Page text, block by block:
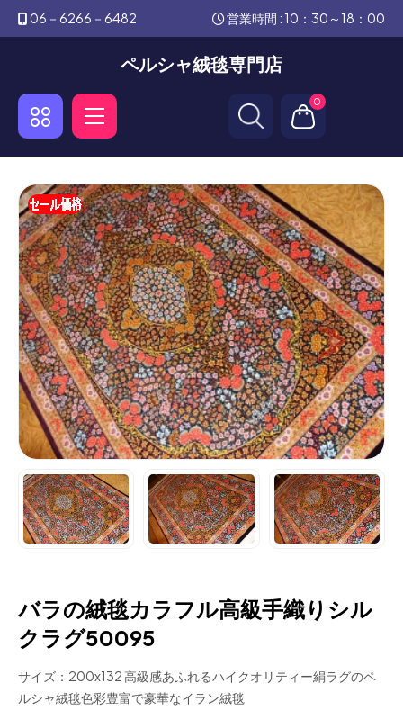
06－6266－6482 営業時間 : 10：30～18：00
ペルシャ絨毯専門店
0
バラの絨毯カラフル高級手織りシル
クラグ50095
サイズ：200x132 高級感あふれるハイクオリティー絹ラグのペ
ルシャ絨毯色彩豊富で豪華なイラン絨毯